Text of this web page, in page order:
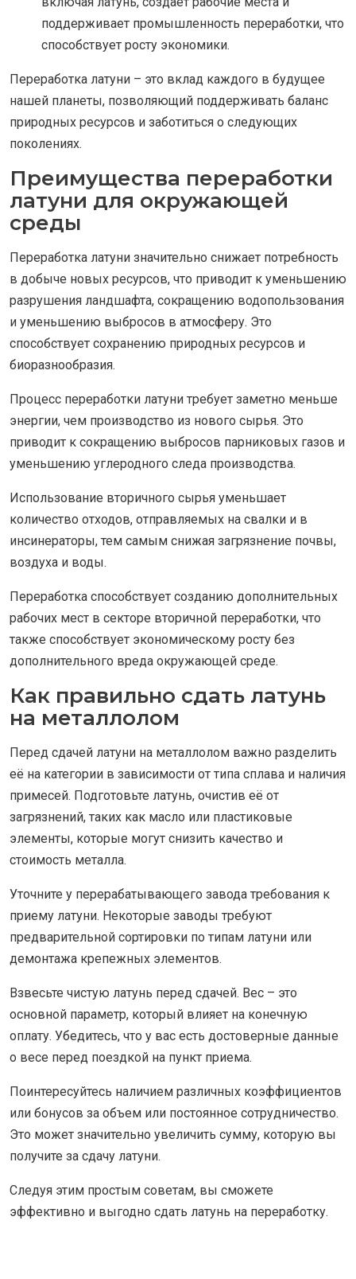
поддерживает промышленность переработки, что
способствует росту экономики.
Переработка латуни – это вклад каждого в будущее
нашей планеты, позволяющий поддерживать баланс
природных ресурсов и заботиться о следующих
поколениях.
Преимущества переработки
латуни для окружающей
среды
Переработка латуни значительно снижает потребность
в добыче новых ресурсов, что приводит к уменьшению
разрушения ландшафта, сокращению водопользования
и уменьшению выбросов в атмосферу. Это
способствует сохранению природных ресурсов и
биоразнообразия.
Процесс переработки латуни требует заметно меньше
энергии, чем производство из нового сырья. Это
приводит к сокращению выбросов парниковых газов и
уменьшению углеродного следа производства.
Использование вторичного сырья уменьшает
количество отходов, отправляемых на свалки и в
инсинераторы, тем самым снижая загрязнение почвы,
воздуха и воды.
Переработка способствует созданию дополнительных
рабочих мест в секторе вторичной переработки, что
также способствует экономическому росту без
дополнительного вреда окружающей среде.
Как правильно сдать латунь
на металлолом
Перед сдачей латуни на металлолом важно разделить
её на категории в зависимости от типа сплава и наличия
примесей. Подготовьте латунь, очистив её от
загрязнений, таких как масло или пластиковые
элементы, которые могут снизить качество и
стоимость металла.
Уточните у перерабатывающего завода требования к
приему латуни. Некоторые заводы требуют
предварительной сортировки по типам латуни или
демонтажа крепежных элементов.
Взвесьте чистую латунь перед сдачей. Вес – это
основной параметр, который влияет на конечную
оплату. Убедитесь, что у вас есть достоверные данные
о весе перед поездкой на пункт приема.
Поинтересуйтесь наличием различных коэффициентов
или бонусов за объем или постоянное сотрудничество.
Это может значительно увеличить сумму, которую вы
получите за сдачу латуни.
Следуя этим простым советам, вы сможете
эффективно и выгодно сдать латунь на переработку.